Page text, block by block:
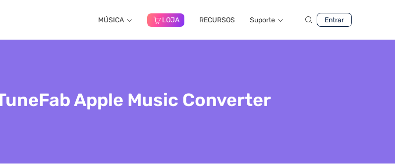
MÚSICA LOJA RECURSOS Suporte Entrar
Apple Music Converter